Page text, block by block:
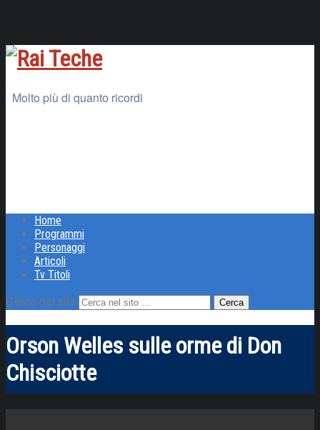
Molto più di quanto ricordi
Home
Programmi
Personaggi
Articoli
Tv Titoli
Cerca nel sito
Orson Welles sulle orme di Don
Chisciotte